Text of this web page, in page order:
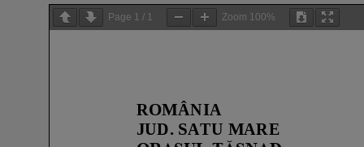
Page 1 / 1 Zoom 100%